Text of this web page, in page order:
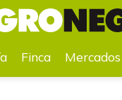
Remedios
Finca Mercados